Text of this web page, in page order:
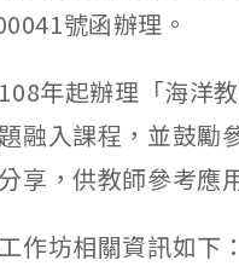
號函辦理。
年起辦理「海洋
融入課程，並鼓勵
享，供教師參考應
作坊相關資訊如下：